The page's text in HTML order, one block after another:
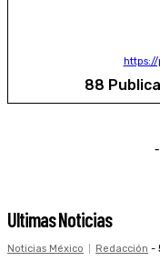
88
Ultimas Noticias
Noticias México Redacción -